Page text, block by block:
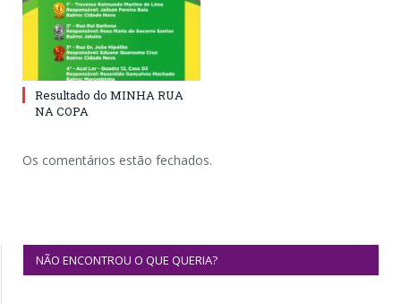
Resultado do MINHA RUA
NA COPA
Os comentários estão fechados.
NÃO ENCONTROU O QUE QUERIA?